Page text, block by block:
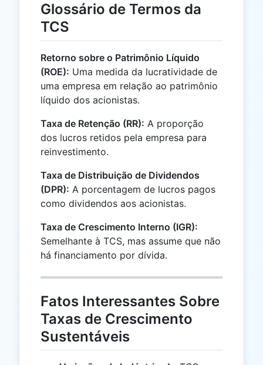
Glossário de Termos da
TCS
Retorno sobre o Patrimônio Líquido
(ROE): Uma medida da lucratividade de
uma empresa em relação ao patrimônio
líquido dos acionistas.
Taxa de Retenção (RR): A proporção
dos lucros retidos pela empresa para
reinvestimento.
Taxa de Distribuição de Dividendos
(DPR): A porcentagem de lucros pagos
como dividendos aos acionistas.
Taxa de Crescimento Interno (IGR):
Semelhante à TCS, mas assume que não
há financiamento por dívida.
Fatos Interessantes Sobre
Taxas de Crescimento
Sustentáveis